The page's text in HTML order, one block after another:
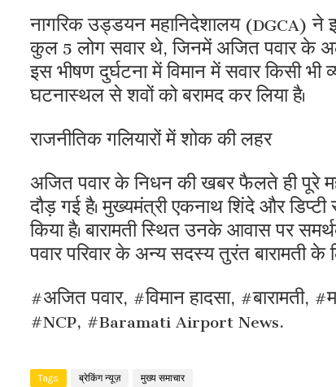
नागरिक उड्डयन महानिदेशालय (DGCA) ने
कुल 5 लोग सवार थे, जिनमें अजित पवार के
इस भीषण दुर्घटना में विमान में सवार किसी
घटनास्थल से शवों को बरामद कर लिया है।
राजनीतिक गलियारों में शोक की लहर
अजित पवार के निधन की खबर फैलते ही पूरे
दौड़ गई है। मुख्यमंत्री एकनाथ शिंदे और
किया है। बारामती स्थित उनके आवास पर
पवार परिवार के अन्य सदस्य तुरंत बारामती के
#अजित पवार, #विमान हादसा, #बारामती,
#NCP, #Baramati Airport News.
Tags ब्रेकिंग न्यूज़ मुख्य समाचार